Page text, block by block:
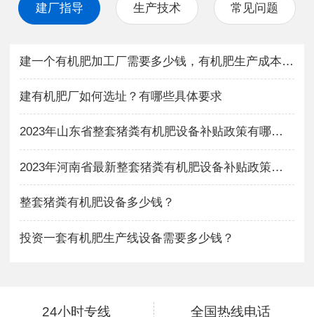
建厂指导 生产技术 常见问题
建一个有机肥加工厂需要多少钱，有机肥生产成本与利润如何？
建有机肥厂如何选址？有哪些具体要求
2023年山东省整套猪粪有机肥设备补贴政策有哪些？
2023年河南省最新整套猪粪有机肥设备补贴政策有哪些？
整套猪粪有机肥设备多少钱？
投资一套有机肥生产线设备需要多少钱？
24小时专线 全国热线电话